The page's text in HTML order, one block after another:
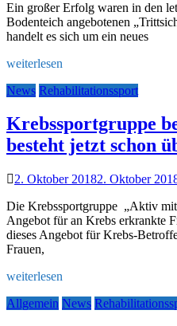
Ein großer Erfolg waren in den
Bodenteich angebotenen
handelt es sich um ein neues
weiterlesen
News Rehabilitationssport
Krebssportgruppe
besteht jetzt schon
2. Oktober 20182. Oktober
Die Krebssportgruppe „Aktiv
Angebot für an Krebs erkrankte
dieses Angebot für Krebs-
Frauen,
weiterlesen
Allgemein News